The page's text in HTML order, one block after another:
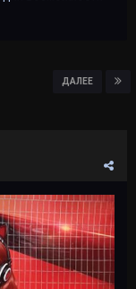
ДАЛЕЕ